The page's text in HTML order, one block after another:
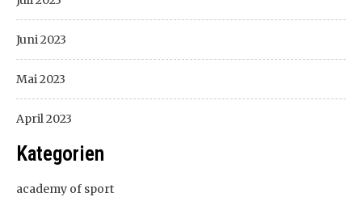
Juni 2023
Mai 2023
April 2023
Kategorien
academy of sport